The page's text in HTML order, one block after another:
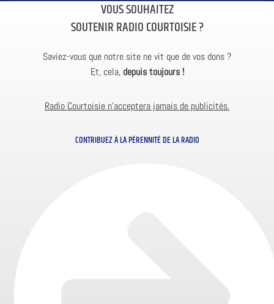
VOUS SOUHAITEZ
SOUTENIR RADIO COURTOISIE ?
Saviez-vous que notre site ne vit que de vos dons ?
Et, cela, depuis toujours !
Radio Courtoisie n’acceptera jamais de publicités.
CONTRIBUEZ À LA PÉRENNITÉ DE LA RADIO